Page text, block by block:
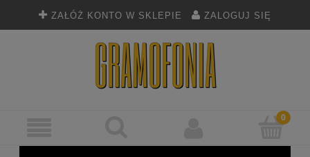
ZAŁÓŻ KONTO W SKLEPIE ZALOGUJ SIĘ